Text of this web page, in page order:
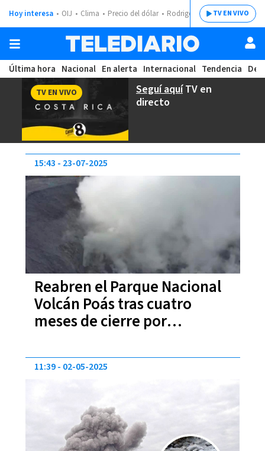
Hoy interesa OIJ Clima Precio del dólar Rodrigo ChavesTV EN VIVO
Última hora Nacional En alerta Internacional Tendencia
Seguí aquíTV en
directo
TV EN VIVO
Reabren el Parque Nacional
Volcán Poás tras cuatro
meses de cierre por
15:43 23-07-2025
11:39 02-05-2025